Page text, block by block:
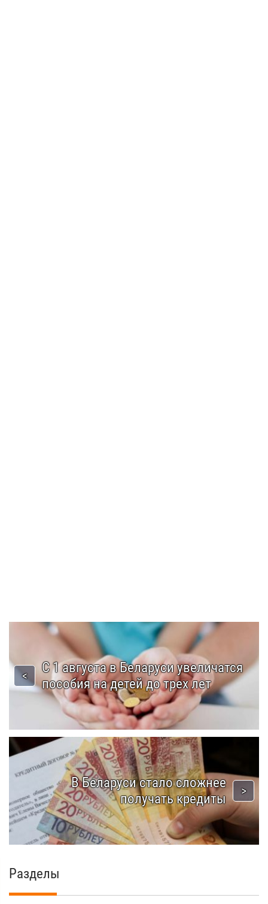
С 1 августа в Беларуси увеличатся
пособия на детей до трех лет
В Беларуси стало сложнее
получать кредиты
Разделы